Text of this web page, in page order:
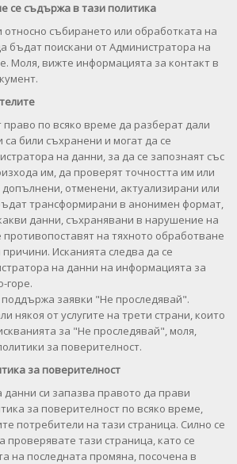
се съдържа в тази политика
събирането или обработката на
бъдат поискани от Администратора на
Моля, вижте информацията за контакт в
по всяко време да разберат дали
били съхранени и могат да се
на данни, за да се запознаят със
им, да проверят точността им или
отменени, актуализирани или
трансформирани в анонимен формат,
данни, съхранявани в нарушение на
противопоставят на тяхното обработване
Исканията следва да се
на данни на информацията за
горе.
заявки "Не проследявай".
някоя от услугите на трети страни, които
за "Не проследявай", моля,
за поверителност.
за поверителност
си запазва правото да прави
за поверителност по всяко време,
потребители на тази страница. Силно се
проверявате тази страница, като се
на последната промяна, посочена в